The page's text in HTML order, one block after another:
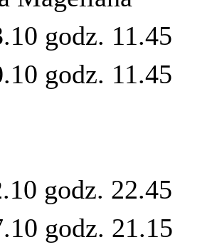
godz. 11.45
godz. 11.45
godz. 22.45
godz. 21.15